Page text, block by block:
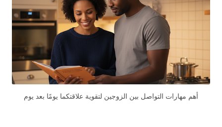
أهم مهارات التواصل بين الزوجين لتقوية علاقتكما يومًا بعد يوم